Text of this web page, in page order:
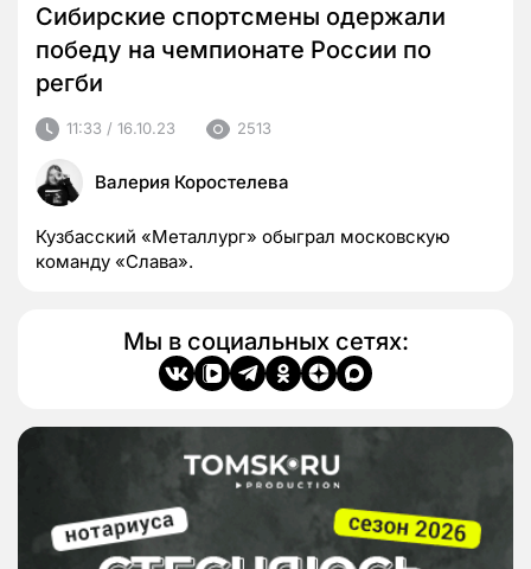
Сибирские спортсмены одержали
победу на чемпионате России по
регби
11:33 / 16.10.23 2513
Валерия Коростелева
Кузбасский «Металлург» обыграл московскую
команду «Слава».
Мы в социальных сетях: